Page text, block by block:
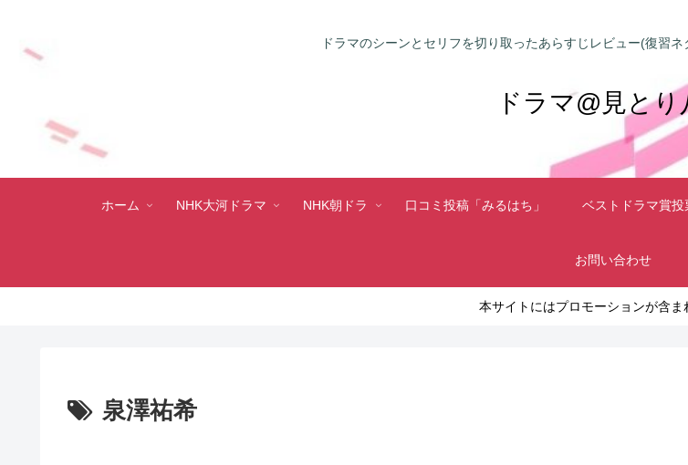
ドラマのシーンとセリフを切り取ったあらすじレビュー(復習
ドラマ@見とり
ホーム NHK大河ドラマ NHK朝ドラ 口コミ投稿「みるはち」 ベストドラマ賞投
お問い合わせ